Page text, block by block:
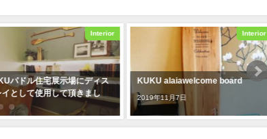
Interior
alaiawelcome board
年11月7日
Event
徳島県那賀町のふるさと納税返礼
品（WoodBoard KUKU関係）